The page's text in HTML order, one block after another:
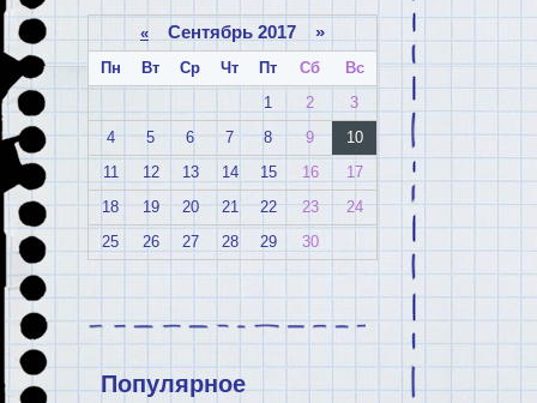
« Сентябрь 2017 »
Пн Вт Ср Чт Пт Сб
Вс
1
2
3
4
5 6 7 8 9
10
11
12 13 14 15 16
17
18
19 20 21 22 23
24
25
26 27 28 29 30
Популярное